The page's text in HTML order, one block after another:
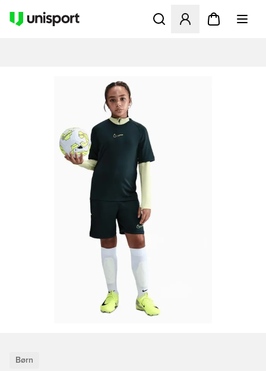
Åbner en Modal til at
Børn